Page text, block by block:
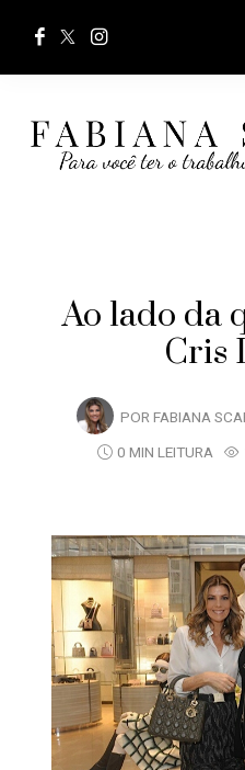
Ao lado da
Cris
POR FABIANA
0 MIN LEITURA